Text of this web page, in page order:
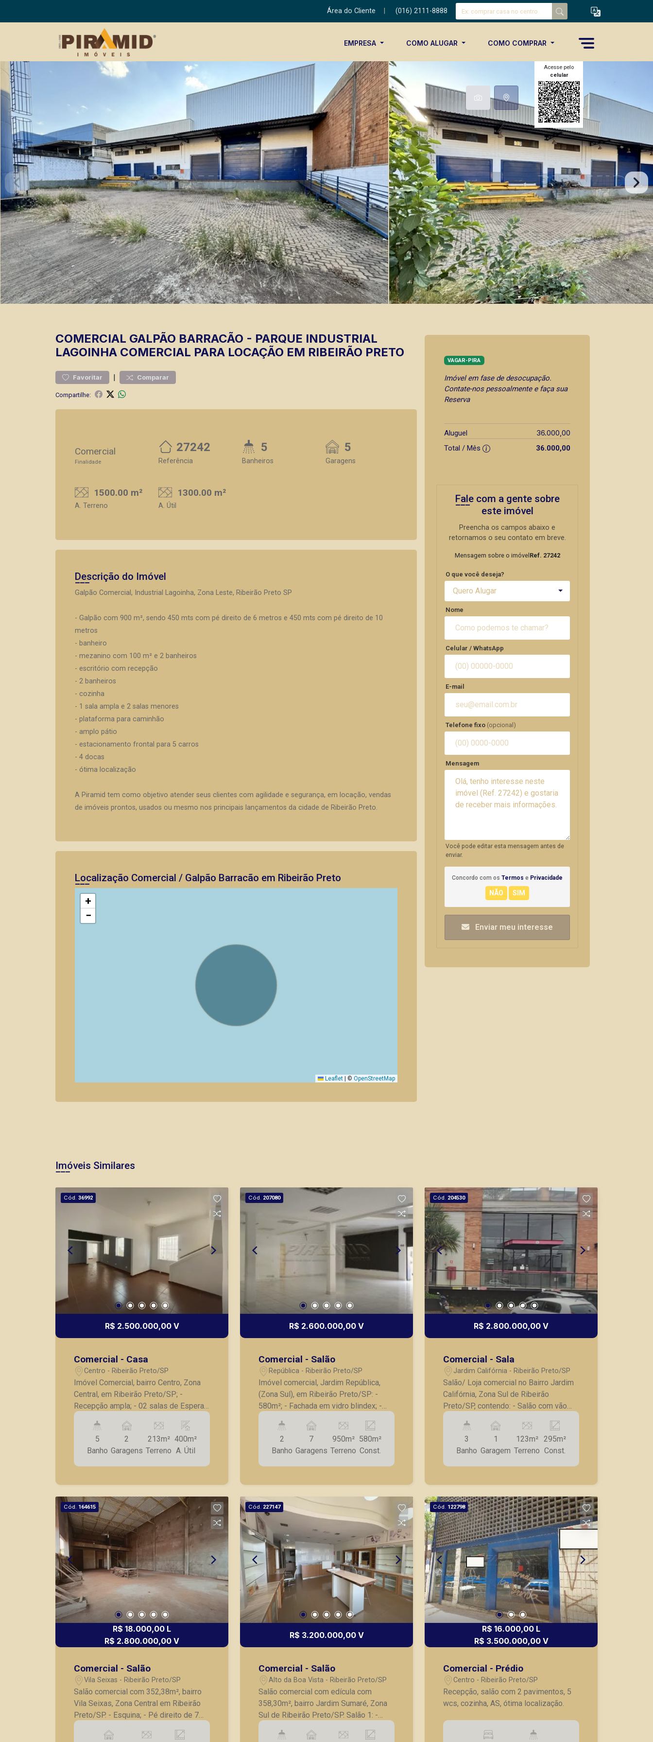
Área do Cliente (016) 2111-8888
EMPRESA COMO ALUGAR COMO COMPRAR
Acesse pelo
celular
COMERCIAL GALPÃO BARRACÃO - PARQUE INDUSTRIAL
LAGOINHA COMERCIAL PARA LOCAÇÃO EM RIBEIRÃO PRETO
Favoritar | Comparar
Compartilhe:
Comercial
Finalidade
27242
Referência
5
Banheiros
5
Garagens
1500.00 m²
A. Terreno
1300.00 m²
A. Útil
Descrição do Imóvel
Galpão Comercial, Industrial Lagoinha, Zona Leste, Ribeirão Preto SP
- Galpão com 900 m², sendo 450 mts com pé direito de 6 metros e 450 mts com pé direito de 10
metros
- banheiro
- mezanino com 100 m² e 2 banheiros
- escritório com recepção
- 2 banheiros
- cozinha
- 1 sala ampla e 2 salas menores
- plataforma para caminhão
- amplo pátio
- estacionamento frontal para 5 carros
- 4 docas
- ótima localização
A Piramid tem como objetivo atender seus clientes com agilidade e segurança, em locação, vendas
de imóveis prontos, usados ou mesmo nos principais lançamentos da cidade de Ribeirão Preto.
Localização Comercial / Galpão Barracão em Ribeirão Preto
+
−
Leaflet | © OpenStreetMap
VAGAR-PIRA
Imóvel em fase de desocupação.
Contate-nos pessoalmente e faça sua
Reserva
Aluguel 36.000,00
Total / Mês 36.000,00
Fale com a gente sobre
este imóvel
Preencha os campos abaixo e
retornamos o seu contato em breve.
Mensagem sobre o imóvel Ref. 27242
O que você deseja?
Quero Alugar
Nome
Celular / WhatsApp
E-mail
Telefone fixo (opcional)
Mensagem
Você pode editar esta mensagem antes de
enviar.
Concordo com os Termos e Privacidade
Enviar meu interesse
Imóveis Similares
Cód. 36992
R$ 2.500.000,00 V
Comercial - Casa
Centro - Ribeirão Preto/SP
Imóvel Comercial, bairro Centro, Zona
Central, em Ribeirão Preto/SP; -
Recepção ampla; - 02 salas de Espera
confortáveis; - 06 salas; - 05 banheiros,
incluindo um exclusivo para
funcionários; - Cozinha; - Depósito; -
Estacionamento frontal e rotativo. A
Piramid tem como objetivo atender
segurança, em locação, vendas de
imóveis prontos, usados ou mesmo
nos principais lançamentos da cidade
de Ribeirão Preto.
5
Banho
2
Garagens
213m²
Terreno
400m²
A. Útil
Cód. 207080
R$ 2.600.000,00 V
Comercial - Salão
República - Ribeirão Preto/SP
Imóvel comercial, Jardim República,
(Zona Sul), em Ribeirão Preto/SP: -
580m²; - Fachada em vidro blindex; -
Banheiros masculino/feminino; - Amplo
salão; - Sala com divisórias; - Área de
carga e descarga; - Vagas recuada para
estacionamento. A Piramid tem como
objetivo atender seus clientes com
vendas de imóveis prontos, usados ou
mesmo nos principais lançamentos da
cidade de Ribeirão Preto.
2
Banho
7
Garagens
950m²
Terreno
580m²
Const.
Cód. 204530
R$ 2.800.000,00 V
Comercial - Sala
Jardim Califórnia - Ribeirão Preto/SP
Salão/ Loja comercial no Bairro Jardim
Califórnia, Zona Sul de Ribeirão
Preto/SP, contendo: - Salão com vão
livre; - Balcão para recepção; - 02 salas;
- 03 Banheiros; - Pé direito alto; -
Mezanino; - Copa; - Ar condicionado; -
Armários planejados; - Divisórias em
vidro; - 01 vaga de garagem; - O
representa o lugar perfeito para quem
quer estar bem situado em todos os
sentidos. São lojas e salas comerciais
a partir de 28,23 m², com plantas
modulares e flexíveis. Instituições
como FAAP, Liceu Albert Sabin, Hospital
Especializado e SOBECcan são alguns
dos vizinhos ilustres que tornam o
Independência Center ainda mais
especial. Um projeto com alto padrão
de excelência que reúne diferenciais e
serviços exclusivos, valorizando o
negócio e o dia a dia profissional de
quem deseja estar ao lado da inovação.
Center conta com um estacionamento
completo com manobristas
profissionais proporcionando mais
comodidade e tranquilidade para
nossos clientes. Também temos
imóveis no Alto da Boa Vista, Nova
3
Banho
1
Garagem
123m²
Terreno
295m²
Const.
Cód. 164615
R$ 18.000,00 L
R$ 2.800.000,00 V
Comercial - Salão
Vila Seixas - Ribeirão Preto/SP
Salão comercial com 352,38m², bairro
Vila Seixas, Zona Central em Ribeirão
Preto/SP. - Esquina; - Pé direito de 7
metros; - Mezanino; - Garagem recuada
para 5 veículos; - Excelente localização
Cód. 227147
R$ 3.200.000,00 V
Comercial - Salão
Alto da Boa Vista - Ribeirão Preto/SP
Salão comercial com edícula com
358,30m², bairro Jardim Sumaré, Zona
Sul de Ribeirão Preto/SP. Salão 1: -
Salão comercial preparado para loja de
roupa; - Estoque; - Banheiro; - Vestuário;
Cód. 122798
R$ 16.000,00 L
R$ 3.500.000,00 V
Comercial - Prédio
Centro - Ribeirão Preto/SP
Recepção, salão com 2 pavimentos, 5
wcs, cozinha, AS, ótima localização.